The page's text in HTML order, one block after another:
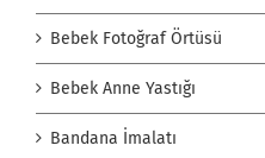
Bebek Fotoğraf Örtüsü
Bebek Anne Yastığı
Bandana İmalatı